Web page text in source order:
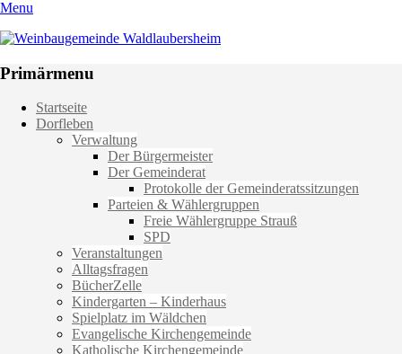
Menu
Weinbaugemeinde Waldlaubersheim
Primärmenu
Weiter
zum
Startseite
Dorfleben
Verwaltung
Der Bürgermeister
Der Gemeinderat
Protokolle der Gemeinderatssitzungen
Parteien & Wählergruppen
Freie Wählergruppe Strauß
SPD
Veranstaltungen
Alltagsfragen
BücherZelle
Kindergarten – Kinderhaus
Spielplatz im Wäldchen
Evangelische Kirchengemeinde
Katholische Kirchengemeinde